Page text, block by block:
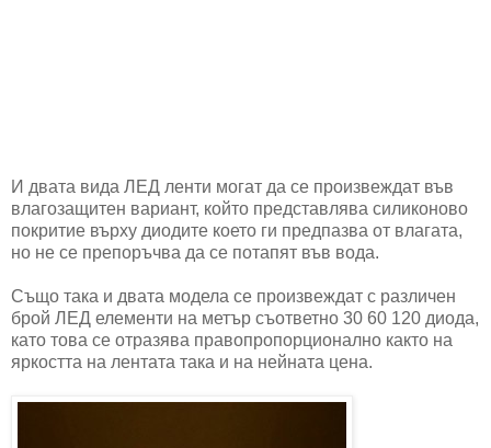
И двата вида ЛЕД ленти могат да се произвеждат във
влагозащитен вариант, който представлява силиконово
покритие върху диодите което ги предпазва от влагата,
но не се препоръчва да се потапят във вода.
Също така и двата модела се произвеждат с различен
брой ЛЕД елементи на метър съответно 30 60 120 диода,
като това се отразява правопропорционално както на
яркостта на лентата така и на нейната цена.